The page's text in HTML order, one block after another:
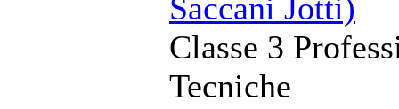
Saccani Jotti)
Classe 3
Tecniche